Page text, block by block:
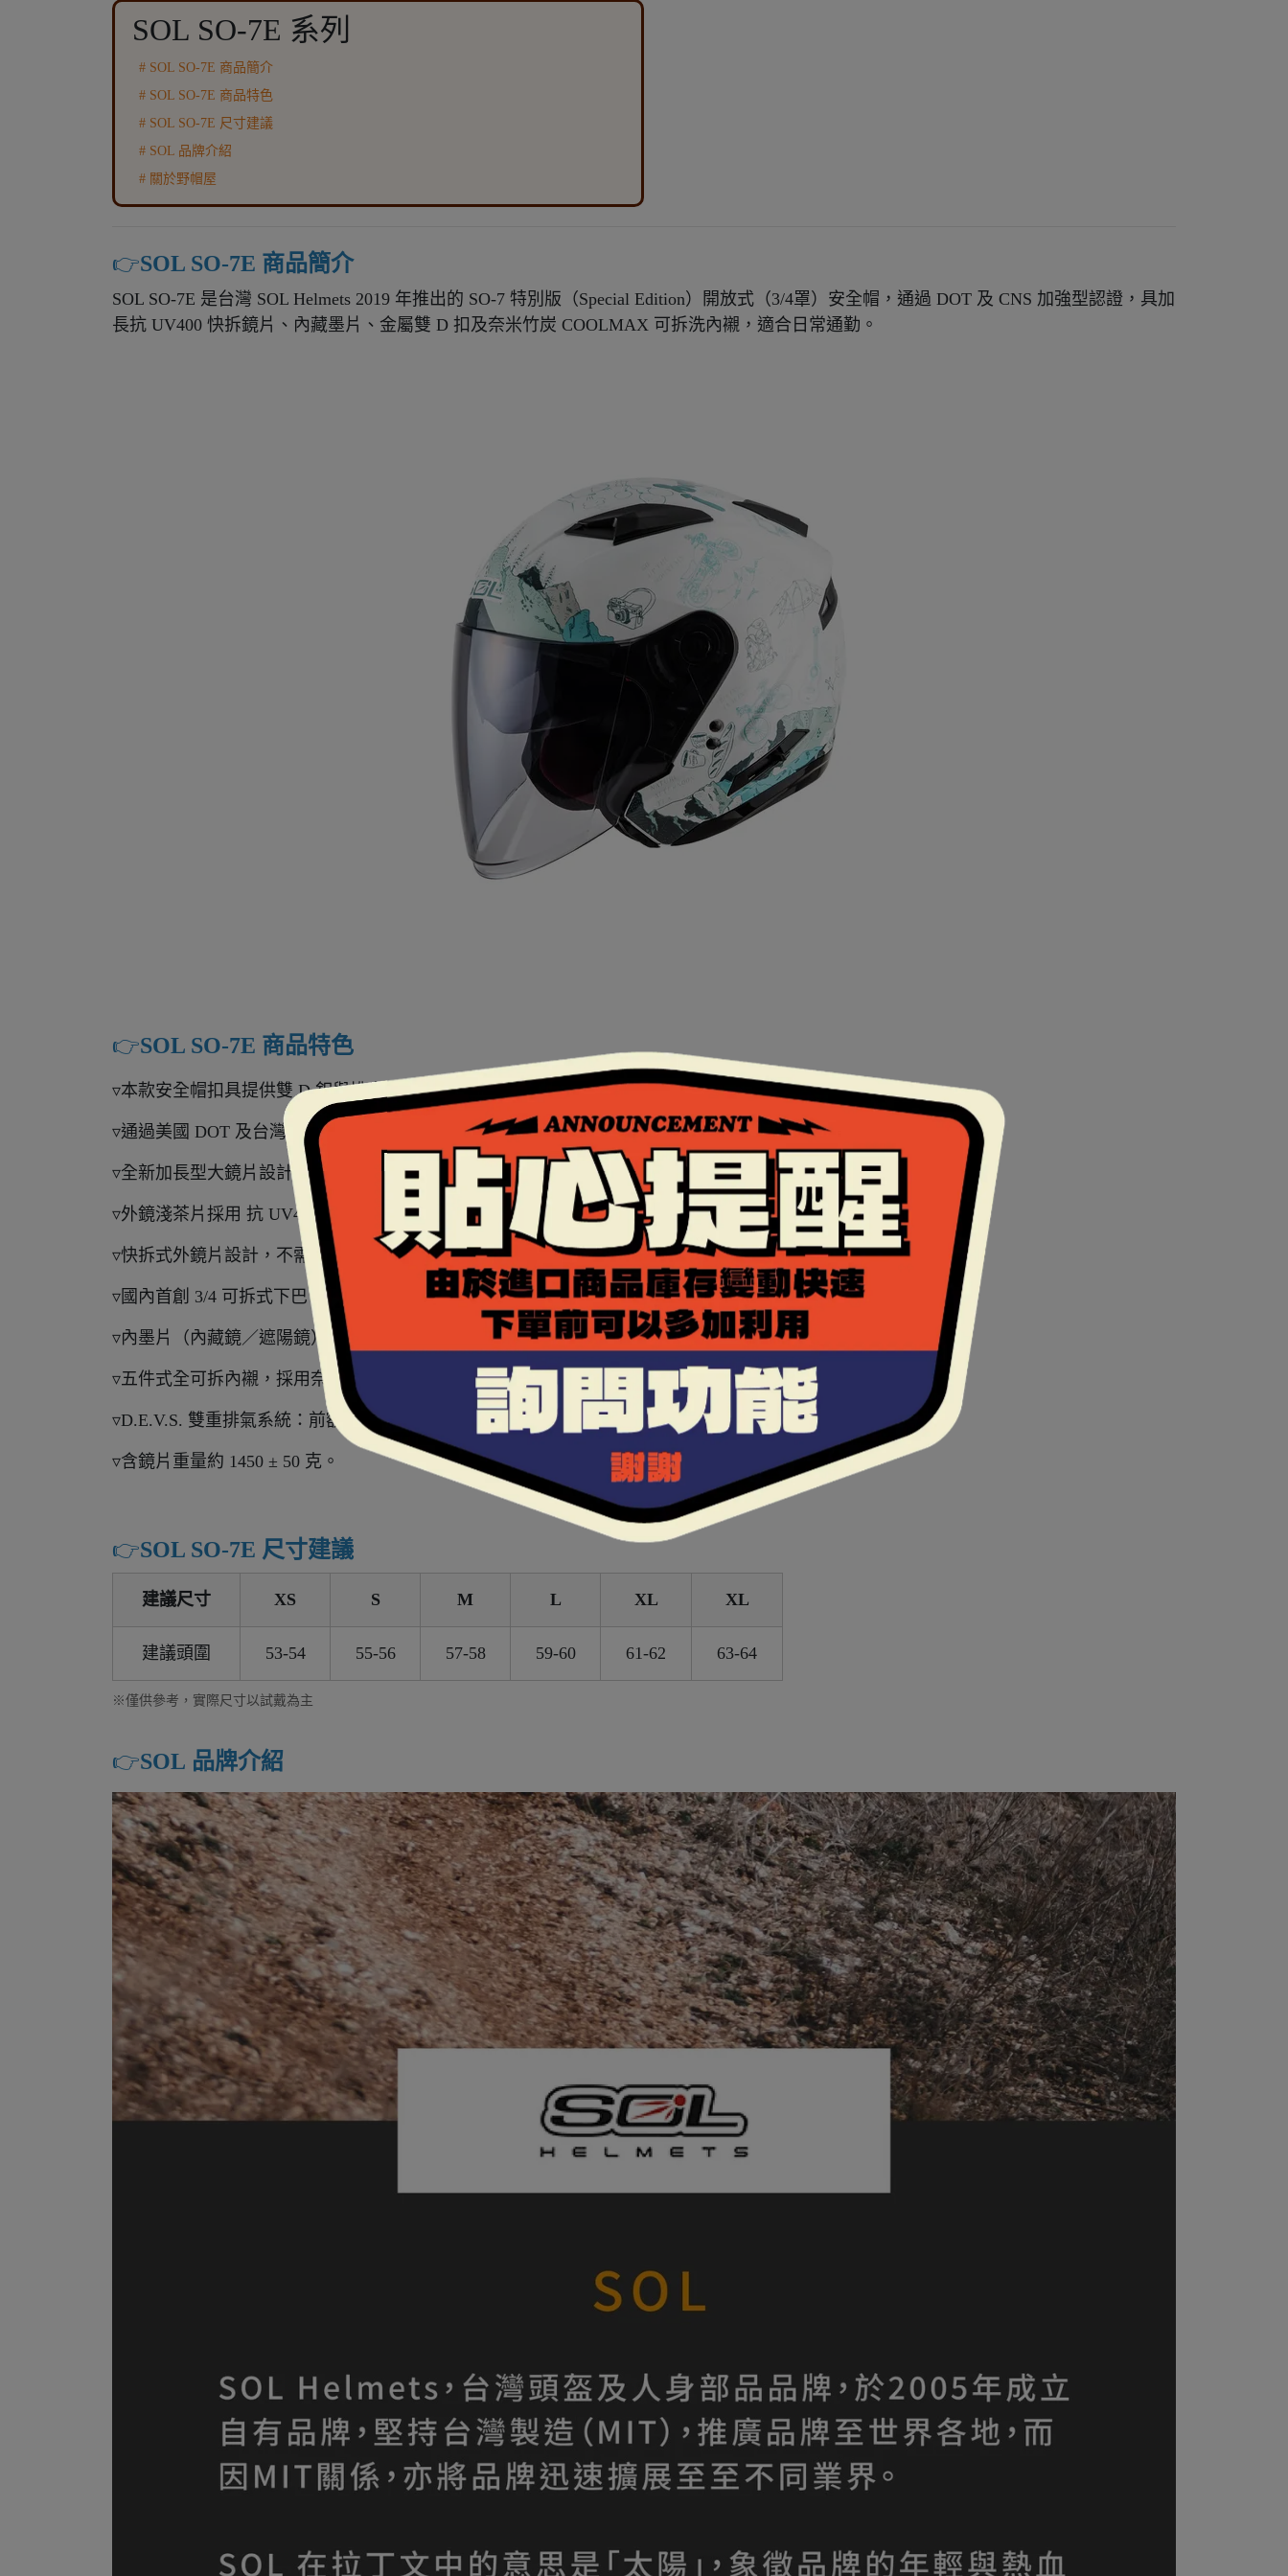
SOL SO-7E 系列
# SOL SO-7E 商品簡介
# SOL SO-7E 商品特色
# SOL SO-7E 尺寸建議
# SOL 品牌介紹
# 關於野帽屋
👉️SOL SO-7E 商品簡介
SOL SO-7E 是台灣 SOL Helmets 2019 年推出的 SO-7 特別版（Special Edition）開放式（3/4罩）安全帽，通過 DOT 及 CNS 加強型認證，具加
長抗 UV400 快拆鏡片、內藏墨片、金屬雙 D 扣及奈米竹炭 COOLMAX 可拆洗內襯，適合日常通勤。
👉️SOL SO-7E 商品特色
▿本款安全帽扣具提供雙 D 釦與排齒釦兩種選擇。
▿通過美國 DOT 及台灣 CNS 加強型安全認證。
▿全新加長型大鏡片設計，防護力更佳，提升擋風效果。
▿外鏡淺茶片採用 抗 UV400 鏡片，護眼又安全(標配鏡片為固定配置，出廠不可更換)。
▿快拆式外鏡片設計，不需任何工具即可自行拆裝更換。
▿國內首創 3/4 可拆式下巴，免工具即可拆裝，加裝後外型接近全罩式安全帽。
▿內墨片（內藏鏡／遮陽鏡）**設計，採用抗 UV400 鏡片，有效阻隔陽光。
▿五件式全可拆內襯，採用奈米竹炭＋COOLMAX 布料，透氣排濕，保持乾爽舒適。
▿D.E.V.S. 雙重排氣系統：前額進氣＋後方負壓排氣設計，提升通風效率。
▿含鏡片重量約 1450 ± 50 克。
👉️SOL SO-7E 尺寸建議
建議尺寸 XS S M L XL XL
建議頭圍 53-54 55-56 57-58 59-60 61-62 63-64
※僅供參考，實際尺寸以試戴為主
👉️SOL 品牌介紹